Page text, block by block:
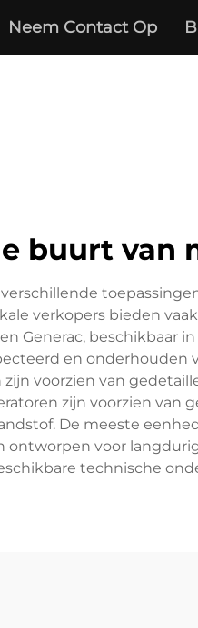
Neem Contact Op
buurt van
verkopers bieden
Generac, beschikbaar
en onderhouden
voorzien van
zijn voorzien van
De meeste
ontworpen voor
technische